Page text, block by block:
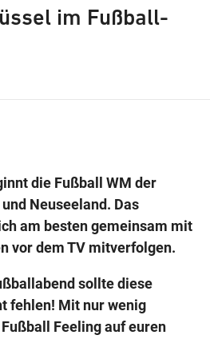
im Fußball-
die Fußball WM der
Neuseeland. Das
am besten gemeinsam mit
vor dem TV mitverfolgen.
sollte diese
fehlen! Mit nur wenig
Feeling auf euren